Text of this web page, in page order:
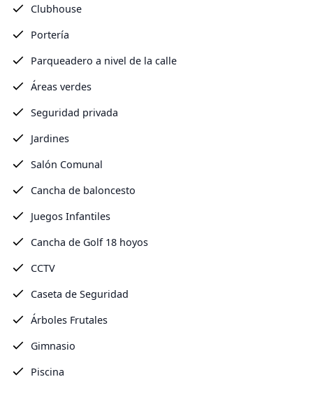
Clubhouse
Portería
Parqueadero a nivel de la calle
Áreas verdes
Seguridad privada
Jardines
Salón Comunal
Cancha de baloncesto
Juegos Infantiles
Cancha de Golf 18 hoyos
CCTV
Caseta de Seguridad
Árboles Frutales
Gimnasio
Piscina